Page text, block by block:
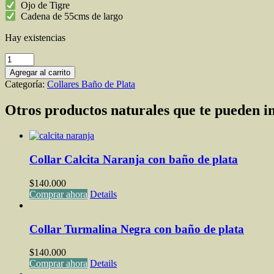
Ojo de Tigre
Cadena de 55cms de largo
Hay existencias
Collar
ojo
de
tigre
en
cantidad
Agregar al carrito
Categoría: Collares Baño de Plata
Otros productos naturales que te pueden
Collar Calcita Naranja con baño de plata
$140.000
Comprar ahora Details
Collar Turmalina Negra con baño de plata
$140.000
Comprar ahora Details